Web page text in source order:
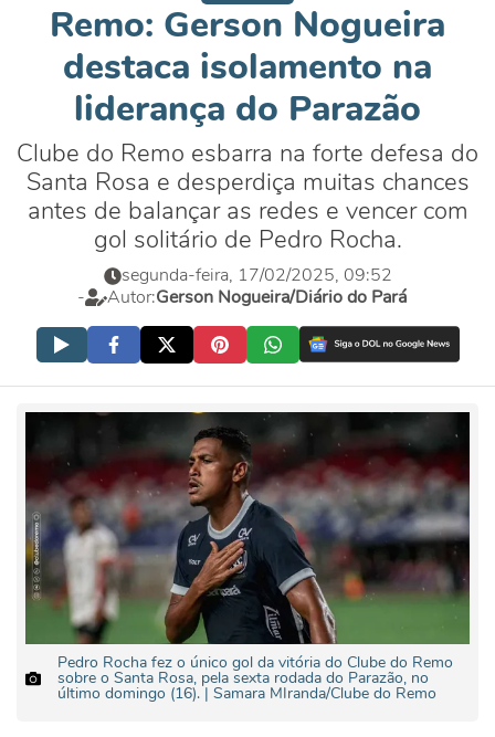
Remo: Gerson Nogueira
destaca isolamento na
liderança do Parazão
Clube do Remo esbarra na forte defesa do
Santa Rosa e desperdiça muitas chances
antes de balançar as redes e vencer com
gol solitário de Pedro Rocha.
segunda-feira, 17/02/2025, 09:52
-
Autor:Gerson Nogueira/Diário do Pará
Pedro Rocha fez o único gol da vitória do Clube do Remo
sobre o Santa Rosa, pela sexta rodada do Parazão, no
último domingo (16). | Samara MIranda/Clube do Remo